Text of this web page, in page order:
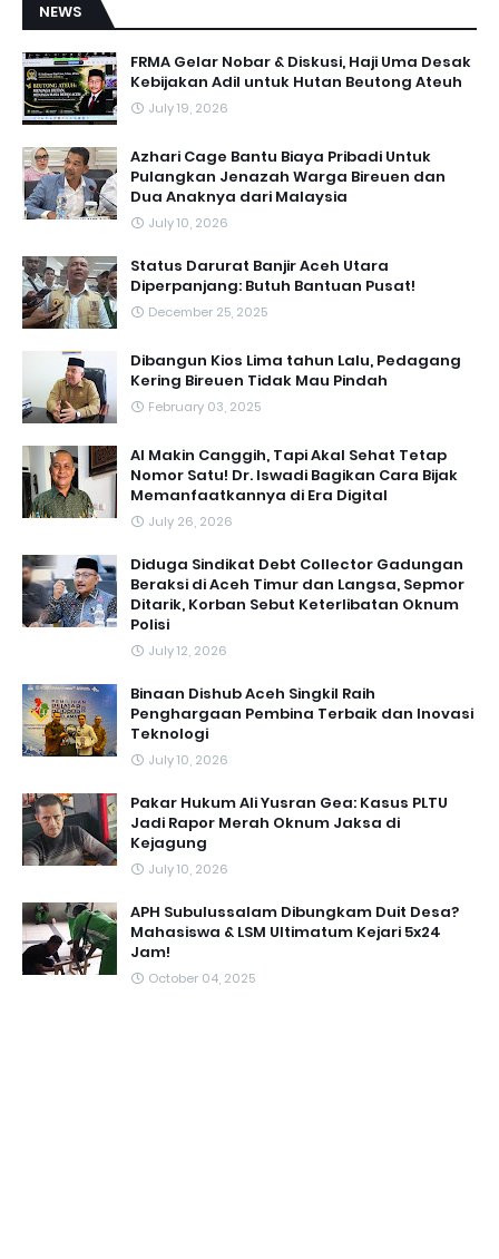
NEWS
FRMA Gelar Nobar & Diskusi, Haji Uma Desak
Kebijakan Adil untuk Hutan Beutong Ateuh
July 19, 2026
Azhari Cage Bantu Biaya Pribadi Untuk
Pulangkan Jenazah Warga Bireuen dan
Dua Anaknya dari Malaysia
July 10, 2026
Status Darurat Banjir Aceh Utara
Diperpanjang: Butuh Bantuan Pusat!
December 25, 2025
Dibangun Kios Lima tahun Lalu, Pedagang
Kering Bireuen Tidak Mau Pindah
February 03, 2025
AI Makin Canggih, Tapi Akal Sehat Tetap
Nomor Satu! Dr. Iswadi Bagikan Cara Bijak
Memanfaatkannya di Era Digital
July 26, 2026
Diduga Sindikat Debt Collector Gadungan
Beraksi di Aceh Timur dan Langsa, Sepmor
Ditarik, Korban Sebut Keterlibatan Oknum
Polisi
July 12, 2026
Binaan Dishub Aceh Singkil Raih
Penghargaan Pembina Terbaik dan Inovasi
Teknologi
July 10, 2026
Pakar Hukum Ali Yusran Gea: Kasus PLTU
Jadi Rapor Merah Oknum Jaksa di
Kejagung
July 10, 2026
APH Subulussalam Dibungkam Duit Desa?
Mahasiswa & LSM Ultimatum Kejari 5x24
Jam!
October 04, 2025